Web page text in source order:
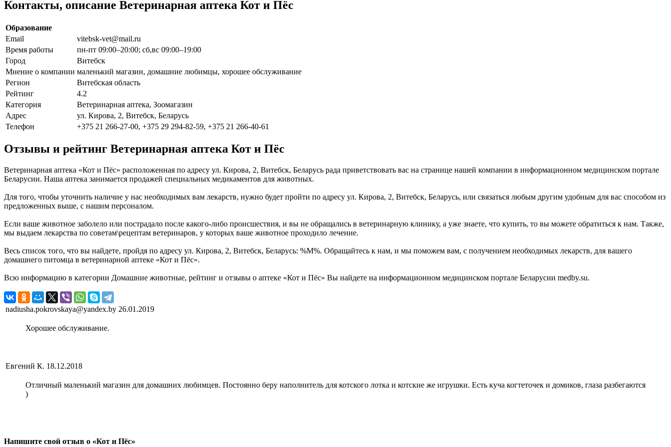
Контакты, описание Ветеринарная аптека Кот и Пёс
Образование
Email
vitebsk-vet@mail.ru
Время работы
пн-пт 09:00–20:00; сб,вс 09:00–19:00
Город
Витебск
Мнение о компании маленький магазин, домашние любимцы, хорошее обслуживание
Регион
Витебская область
Рейтинг
4.2
Категория
Ветеринарная аптека, Зоомагазин
Адрес
ул. Кирова, 2, Витебск, Беларусь
Телефон
+375 21 266-27-00, +375 29 294-82-59, +375 21 266-40-61
Отзывы и рейтинг Ветеринарная аптека Кот и Пёс
Ветеринарная аптека «Кот и Пёс» расположенная по адресу ул. Кирова, 2, Витебск, Беларусь рада приветствовать вас на странице нашей компании в информационном медицинском портале
Беларусии. Наша аптека занимается продажей специальных медикаментов для животных.
Для того, чтобы уточнить наличие у нас необходимых вам лекарств, нужно будет пройти по адресу ул. Кирова, 2, Витебск, Беларусь, или связаться любым другим удобным для вас способом из
предложенных выше, с нашим персоналом.
Если ваше животное заболело или пострадало после какого-либо происшествия, и вы не обращались в ветеринарную клинику, а уже знаете, что купить, то вы можете обратиться к нам. Также,
мы выдаем лекарства по советам\рецептам ветеринаров, у которых ваше животное проходило лечение.
Весь список того, что вы найдете, пройдя по адресу ул. Кирова, 2, Витебск, Беларусь: %М%. Обращайтесь к нам, и мы поможем вам, с получением необходимых лекарств, для вашего
домашнего питомца в ветеринарной аптеке «Кот и Пёс».
Всю информацию в категории Домашние животные, рейтинг и отзывы о аптеке «Кот и Пёс» Вы найдете на информационном медицинском портале Беларусии medby.su.
nadiusha.pokrovskaya@yandex.by 26.01.2019
Хорошее обслуживание.
Евгений К. 18.12.2018
Отличный маленький магазин для домашних любимцев. Постоянно беру наполнитель для котского лотка и котские же игрушки. Есть куча когтеточек и домиков, глаза разбегаются
)
Напишите свой отзыв о «Кот и Пёс»